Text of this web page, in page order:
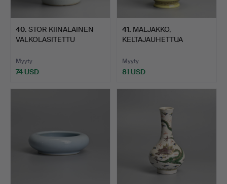
40. STOR KIINALAINEN
VALKOLASITETTU
Myyty
74 USD
41. MALJAKKO,
KELTAJAUHETTUA
Myyty
81 USD